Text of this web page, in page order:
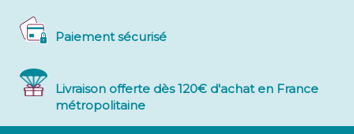
Paiement sécurisé
Livraison offerte dès 120€ d'achat en France
métropolitaine